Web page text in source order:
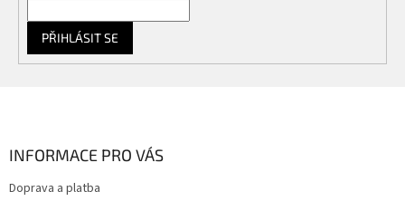
PŘIHLÁSIT SE
INFORMACE PRO VÁS
Doprava a platba